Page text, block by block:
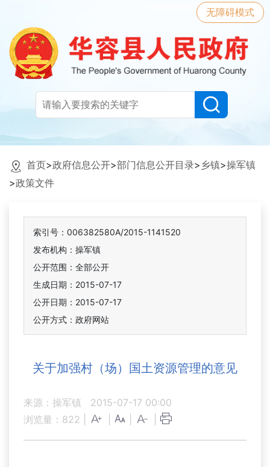
无障碍模式
首页>政府信息公开>部门信息公开目录> 乡镇>操军镇
>政策文件
索引号：006382580A/2015-1141520
发布机构：操军镇
公开范围：全部公开
生成日期：2015-07-17
公开日期：2015-07-17
公开方式：政府网站
关于加强村（场）国土资源管理的意见
来源：操军镇
2015-07-17 00:00
浏览量： 822